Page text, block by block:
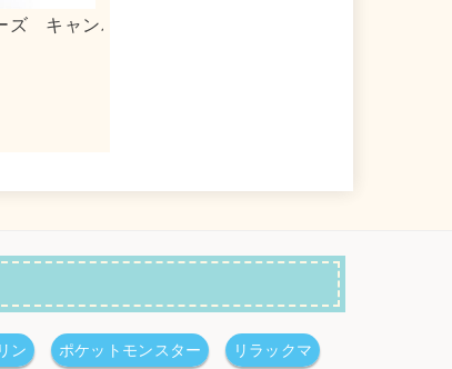
ホルダー
ン ポケットモンスター リラックマ